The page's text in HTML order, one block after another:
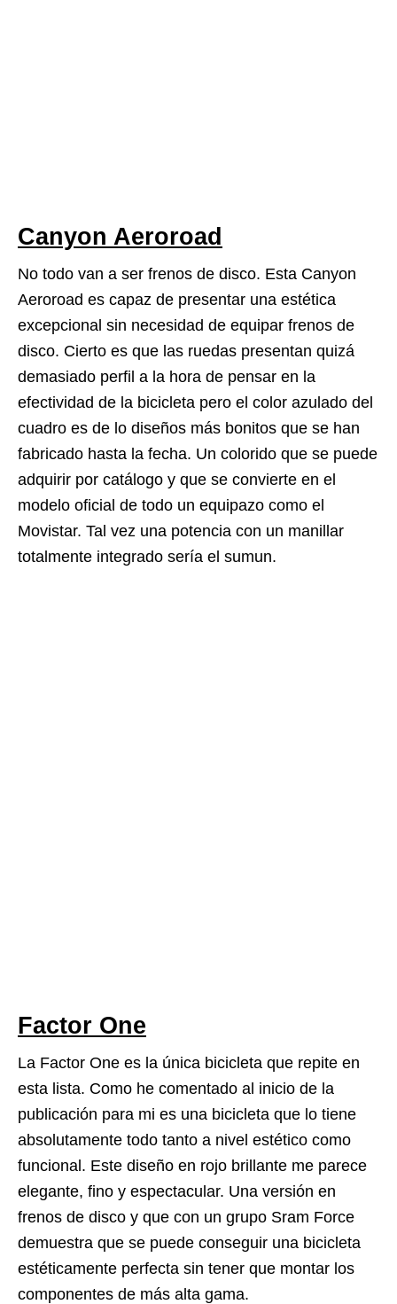
Canyon Aeroroad
No todo van a ser frenos de disco. Esta Canyon
Aeroroad es capaz de presentar una estética
excepcional sin necesidad de equipar frenos de
disco. Cierto es que las ruedas presentan quizá
demasiado perfil a la hora de pensar en la
efectividad de la bicicleta pero el color azulado del
cuadro es de lo diseños más bonitos que se han
fabricado hasta la fecha. Un colorido que se puede
adquirir por catálogo y que se convierte en el
modelo oficial de todo un equipazo como el
Movistar. Tal vez una potencia con un manillar
totalmente integrado sería el sumun.
Factor One
La Factor One es la única bicicleta que repite en
esta lista. Como he comentado al inicio de la
publicación para mi es una bicicleta que lo tiene
absolutamente todo tanto a nivel estético como
funcional. Este diseño en rojo brillante me parece
elegante, fino y espectacular. Una versión en
frenos de disco y que con un grupo Sram Force
demuestra que se puede conseguir una bicicleta
estéticamente perfecta sin tener que montar los
componentes de más alta gama.